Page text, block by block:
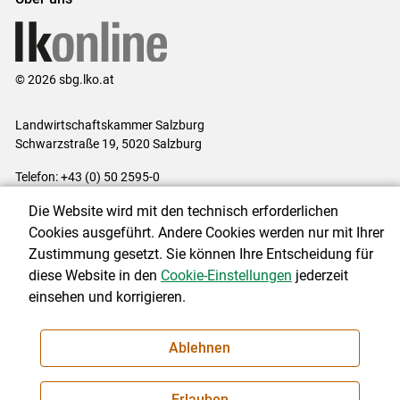
© 2026 sbg.lko.at
Landwirtschaftskammer Salzburg
Schwarzstraße 19, 5020 Salzburg
Telefon: +43 (0) 50 2595-0
Impressum|Kontakt|Datenschutzerklärung|Barrierefreiheit|
Cookie-Einstellungen
NEWSLETTER
Die Website wird mit den technisch erforderlichen
Cookies ausgeführt. Andere Cookies werden nur mit Ihrer
Zustimmung gesetzt. Sie können Ihre Entscheidung für
diese Website in den Cookie-Einstellungen jederzeit
einsehen und korrigieren.
Ablehnen